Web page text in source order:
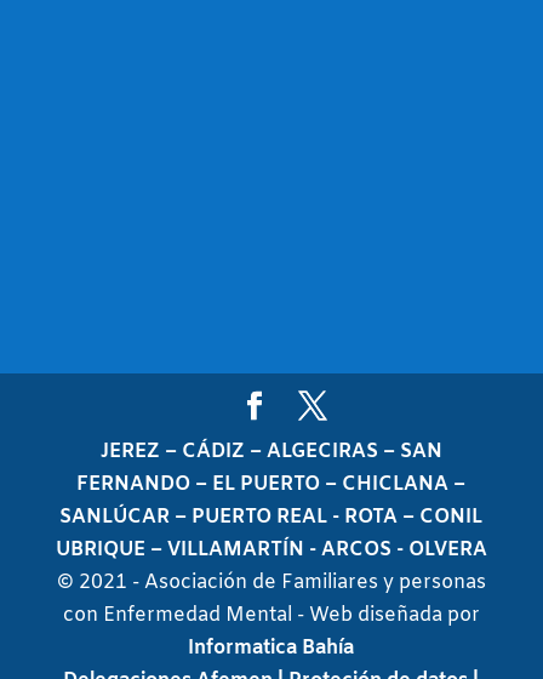
JEREZ – CÁDIZ – ALGECIRAS – SAN
FERNANDO – EL PUERTO – CHICLANA –
SANLÚCAR – PUERTO REAL - ROTA – CONIL
UBRIQUE – VILLAMARTÍN - ARCOS - OLVERA
© 2021 - Asociación de Familiares y personas
con Enfermedad Mental - Web diseñada por
Informatica Bahía